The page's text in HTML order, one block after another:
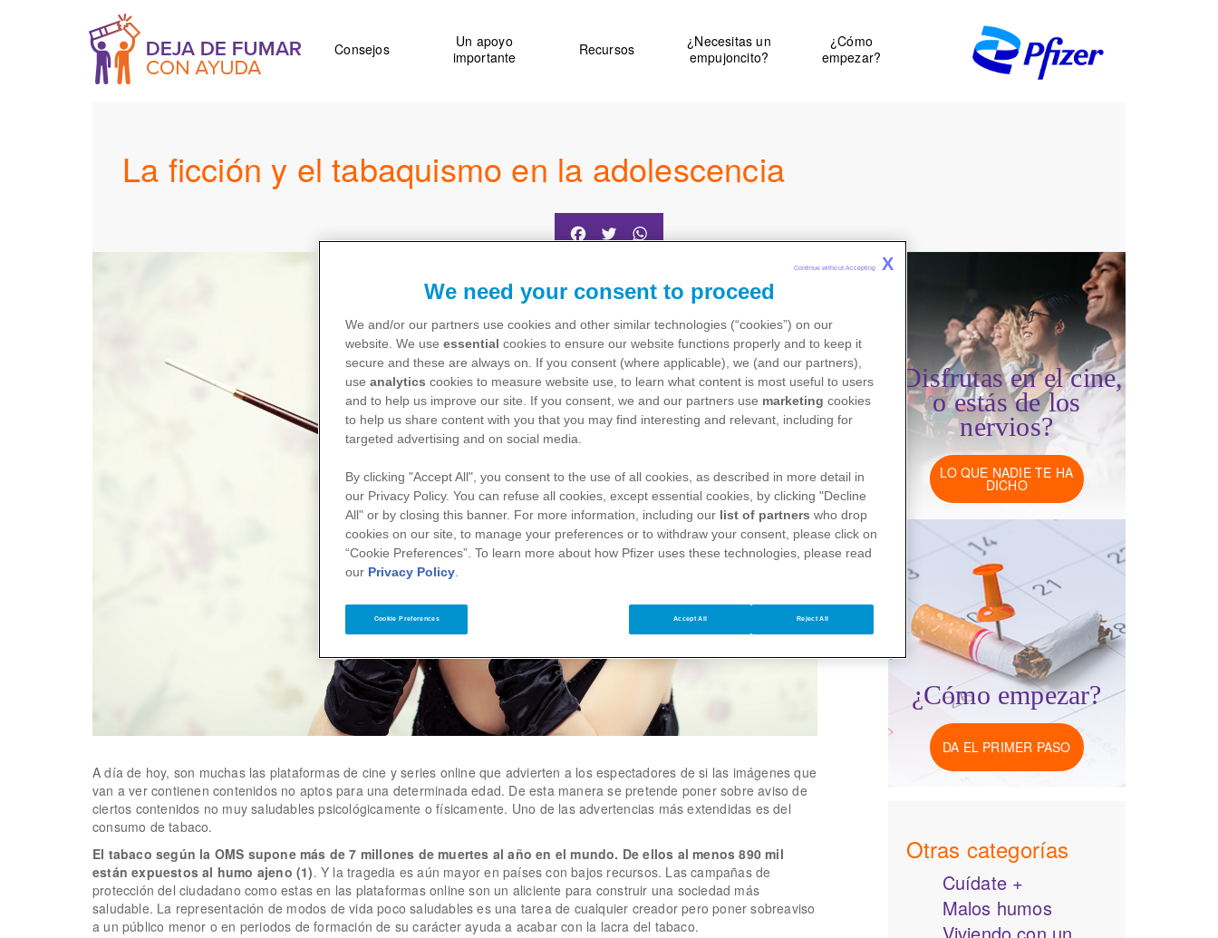
Main
navigation
Consejos
Un apoyo
importante
Recursos
¿Necesitas un
empujoncito?
¿Cómo
empezar?
La ficción y el tabaquismo en la adolescencia
Facebook
Twitter
A día de hoy, son muchas las plataformas de cine y series online que advierten a los espectadores de si las imágenes que
van a ver contienen contenidos no aptos para una determinada edad. De esta manera se pretende poner sobre aviso de
ciertos contenidos no muy saludables psicológicamente o físicamente. Uno de las advertencias más extendidas es del
consumo de tabaco.
El tabaco según la OMS supone más de 7 millones de muertes al año en el mundo. De ellos al menos 890 mil
están expuestos al humo ajeno (1). Y la tragedia es aún mayor en países con bajos recursos. Las campañas de
protección del ciudadano como estas en las plataformas online son un aliciente para construir una sociedad más
saludable. La representación de modos de vida poco saludables es una tarea de cualquier creador pero poner sobreaviso
a un público menor o en periodos de formación de su carácter ayuda a acabar con la lacra del tabaco.
¿Disfrutas en el cine,
o estás de los
nervios?
LO QUE NADIE TE HA
DICHO
¿Cómo empezar?
DA EL PRIMER PASO
Otras categorías
Cuídate +
Malos humos
Viviendo con un
We need your consent to proceed
We and/or our partners use cookies and other similar technologies (“cookies”) on our
website. We useessential cookies to ensure our website functions properly and to keep it
secure and these are always on. If you consent (where applicable), we (and our partners),
useanalytics cookies to measure website use, to learn what content is most useful to users
and to help us improve our site. If you consent, we and our partners use marketing cookies
to help us share content with you that you may find interesting and relevant, including for
targeted advertising and on social media.
By clicking "Accept All", you consent to the use of all cookies, as described in more detail in
our Privacy Policy. You can refuse all cookies, except essential cookies, by clicking "Decline
All" or by closing this banner. For more information, including our list of partners who drop
cookies on our site, to manage your preferences or to withdraw your consent, please click on
“Cookie Preferences”. To learn more about how Pfizer uses these technologies, please read
our Privacy Policy
Cookie Preferences Reject All
Accept All
Continue without Accepting X